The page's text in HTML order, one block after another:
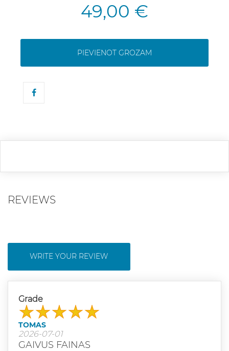
49,00 €
PIEVIENOT GROZAM
REVIEWS
WRITE YOUR REVIEW
Grade
TOMAS
2026-07-01
GAIVUS FAINAS